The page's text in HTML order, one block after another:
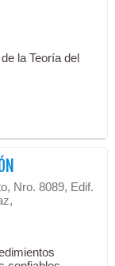
la Teoría del
Nro. 8089, Edif.